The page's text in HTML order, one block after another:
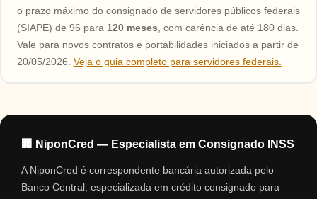
o prazo máximo do consignado de servidores públicos federais
(SIAPE) de 96 para 120 meses , com carência de até 180 dias.
Vale para novos contratos e portabilidades iniciados a partir de
20/05/2026. Veja o guia completo para servidores federais.
🏢 NiponCred — Especialista em Consignado INSS
A NiponCred é correspondente bancária autorizada pelo
Banco Central, especializada em crédito consignado para